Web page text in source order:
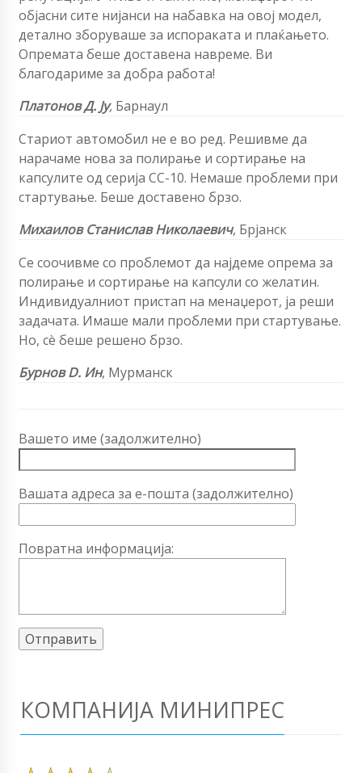
објасни сите нијанси на набавка на овој модел,
детално зборуваше за испораката и плаќањето.
Опремата беше доставена навреме. Ви
благодариме за добра работа!
Платонов Д. Ју, Барнаул
Стариот автомобил не е во ред. Решивме да
нарачаме нова за полирање и сортирање на
капсулите од серија CC-10. Немаше проблеми при
стартување. Беше доставено брзо.
Михаилов Станислав Николаевич, Брјанск
Се соочивме со проблемот да најдеме опрема за
полирање и сортирање на капсули со желатин.
Индивидуалниот пристап на менаџерот, ја реши
задачата. Имаше мали проблеми при стартување.
Но, сè беше решено брзо.
Бурнов D. Ин, Мурманск
Вашето име (задолжително)
Вашата адреса за е-пошта (задолжително)
Повратна информација:
КОМПАНИЈА МИНИПРЕС